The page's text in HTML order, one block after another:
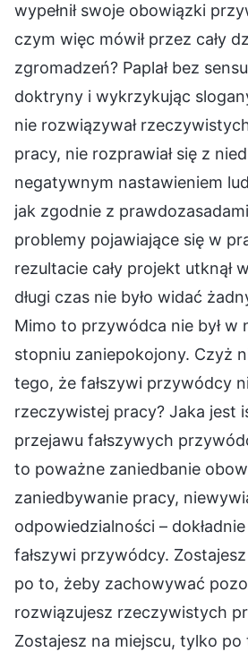
wypełnił swoje obowiązki
czym więc mówił przez cały
zgromadzeń? Paplał bez
doktryny i wykrzykując
nie rozwiązywał
pracy, nie rozprawiał się z
negatywnym nastawieniem
jak zgodnie z
problemy pojawiające się w
rezultacie cały projekt utknął
długi czas nie było widać
Mimo to przywódca nie był w
stopniu zaniepokojony. Czyż
tego, że fałszywi przywódcy
rzeczywistej pracy? Jaka jest
przejawu fałszywych
to poważne zaniedbanie
zaniedbywanie pracy,
odpowiedzialności –
fałszywi przywódcy.
po to, żeby zachowywać
rozwiązujesz rzeczywistych
Zostajesz na miejscu, tylko po